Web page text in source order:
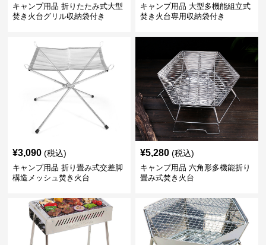
キャンプ用品 折りたたみ式大型
焚き火台グリル収納袋付き
キャンプ用品 大型多機能組立式
焚き火台専用収納袋付き
¥3,090 (税込)
キャンプ用品 折り畳み式交差脚
構造メッシュ焚き火台
¥5,280 (税込)
キャンプ用品 六角形多機能折り
畳み式焚き火台